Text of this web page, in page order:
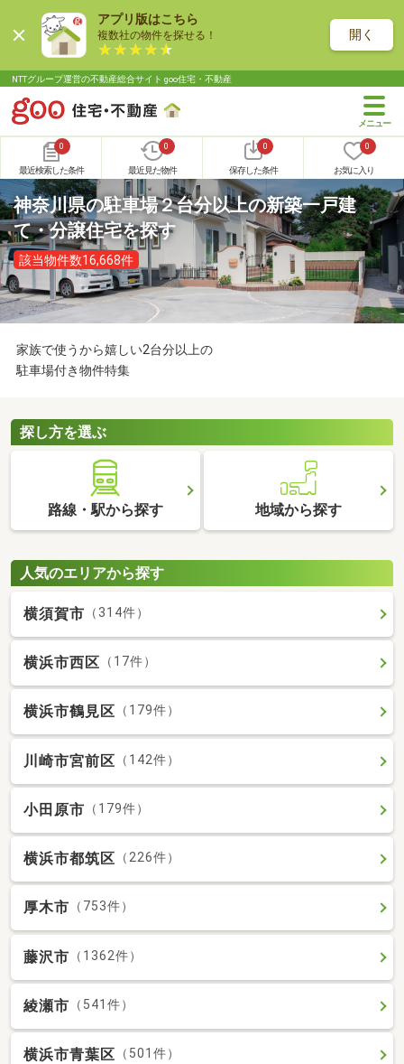
アプリ版はこちら
複数社の物件を探せる！ 開く
NTTグループ運営の不動産総合サイト goo住宅・不動産
0
最近検索した条件
0
最近見た物件
0
保存した条件
0
お気に入り
神奈川県の駐車場２台分以上の新築一戸建
て・分譲住宅を探す
該当物件数16,668件
家族で使うから嬉しい2台分以上の
駐車場付き物件特集
探し方を選ぶ
路線・駅から探す 地域から探す
人気のエリアから探す
横須賀市 （314件）
横浜市西区 （17件）
横浜市鶴見区 （179件）
川崎市宮前区 （142件）
小田原市 （179件）
横浜市都筑区 （226件）
厚木市 （753件）
藤沢市 （1362件）
綾瀬市 （541件）
横浜市青葉区 （501件）